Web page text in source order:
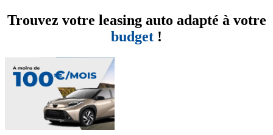
Trouvez votre leasing auto adapté à votre
budget !